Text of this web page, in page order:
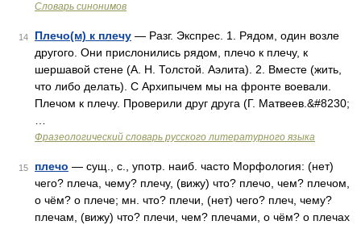
Словарь синонимов
14 Плечо(м) к плечу — Разг. Экспрес. 1. Рядом, один возле
другого. Они прислонились рядом, плечо к плечу, к
шершавой стене (А. Н. Толстой. Аэлита). 2. Вместе (жить,
что либо делать). С Архипычем мы на фронте воевали.
Плечом к плечу. Проверили друг друга (Г. Матвеев.&#8230;
Фразеологический словарь русского литературного языка
15 плечо — сущ., с., употр. наиб. часто Морфология: (нет)
чего? плеча, чему? плечу, (вижу) что? плечо, чем? плечом,
о чём? о плече; мн. что? плечи, (нет) чего? плеч, чему?
плечам, (вижу) что? плечи, чем? плечами, о чём? о плечах